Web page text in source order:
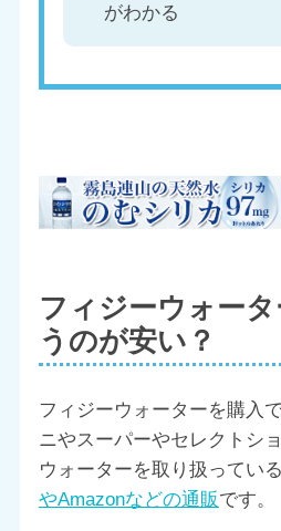
がわかる
フィジーウォー
うのが安い？
フィジーウォーターを購入
ニやスーパーやセレクトシ
ウォーターを取り扱っている
やAmazonなどの通販です。